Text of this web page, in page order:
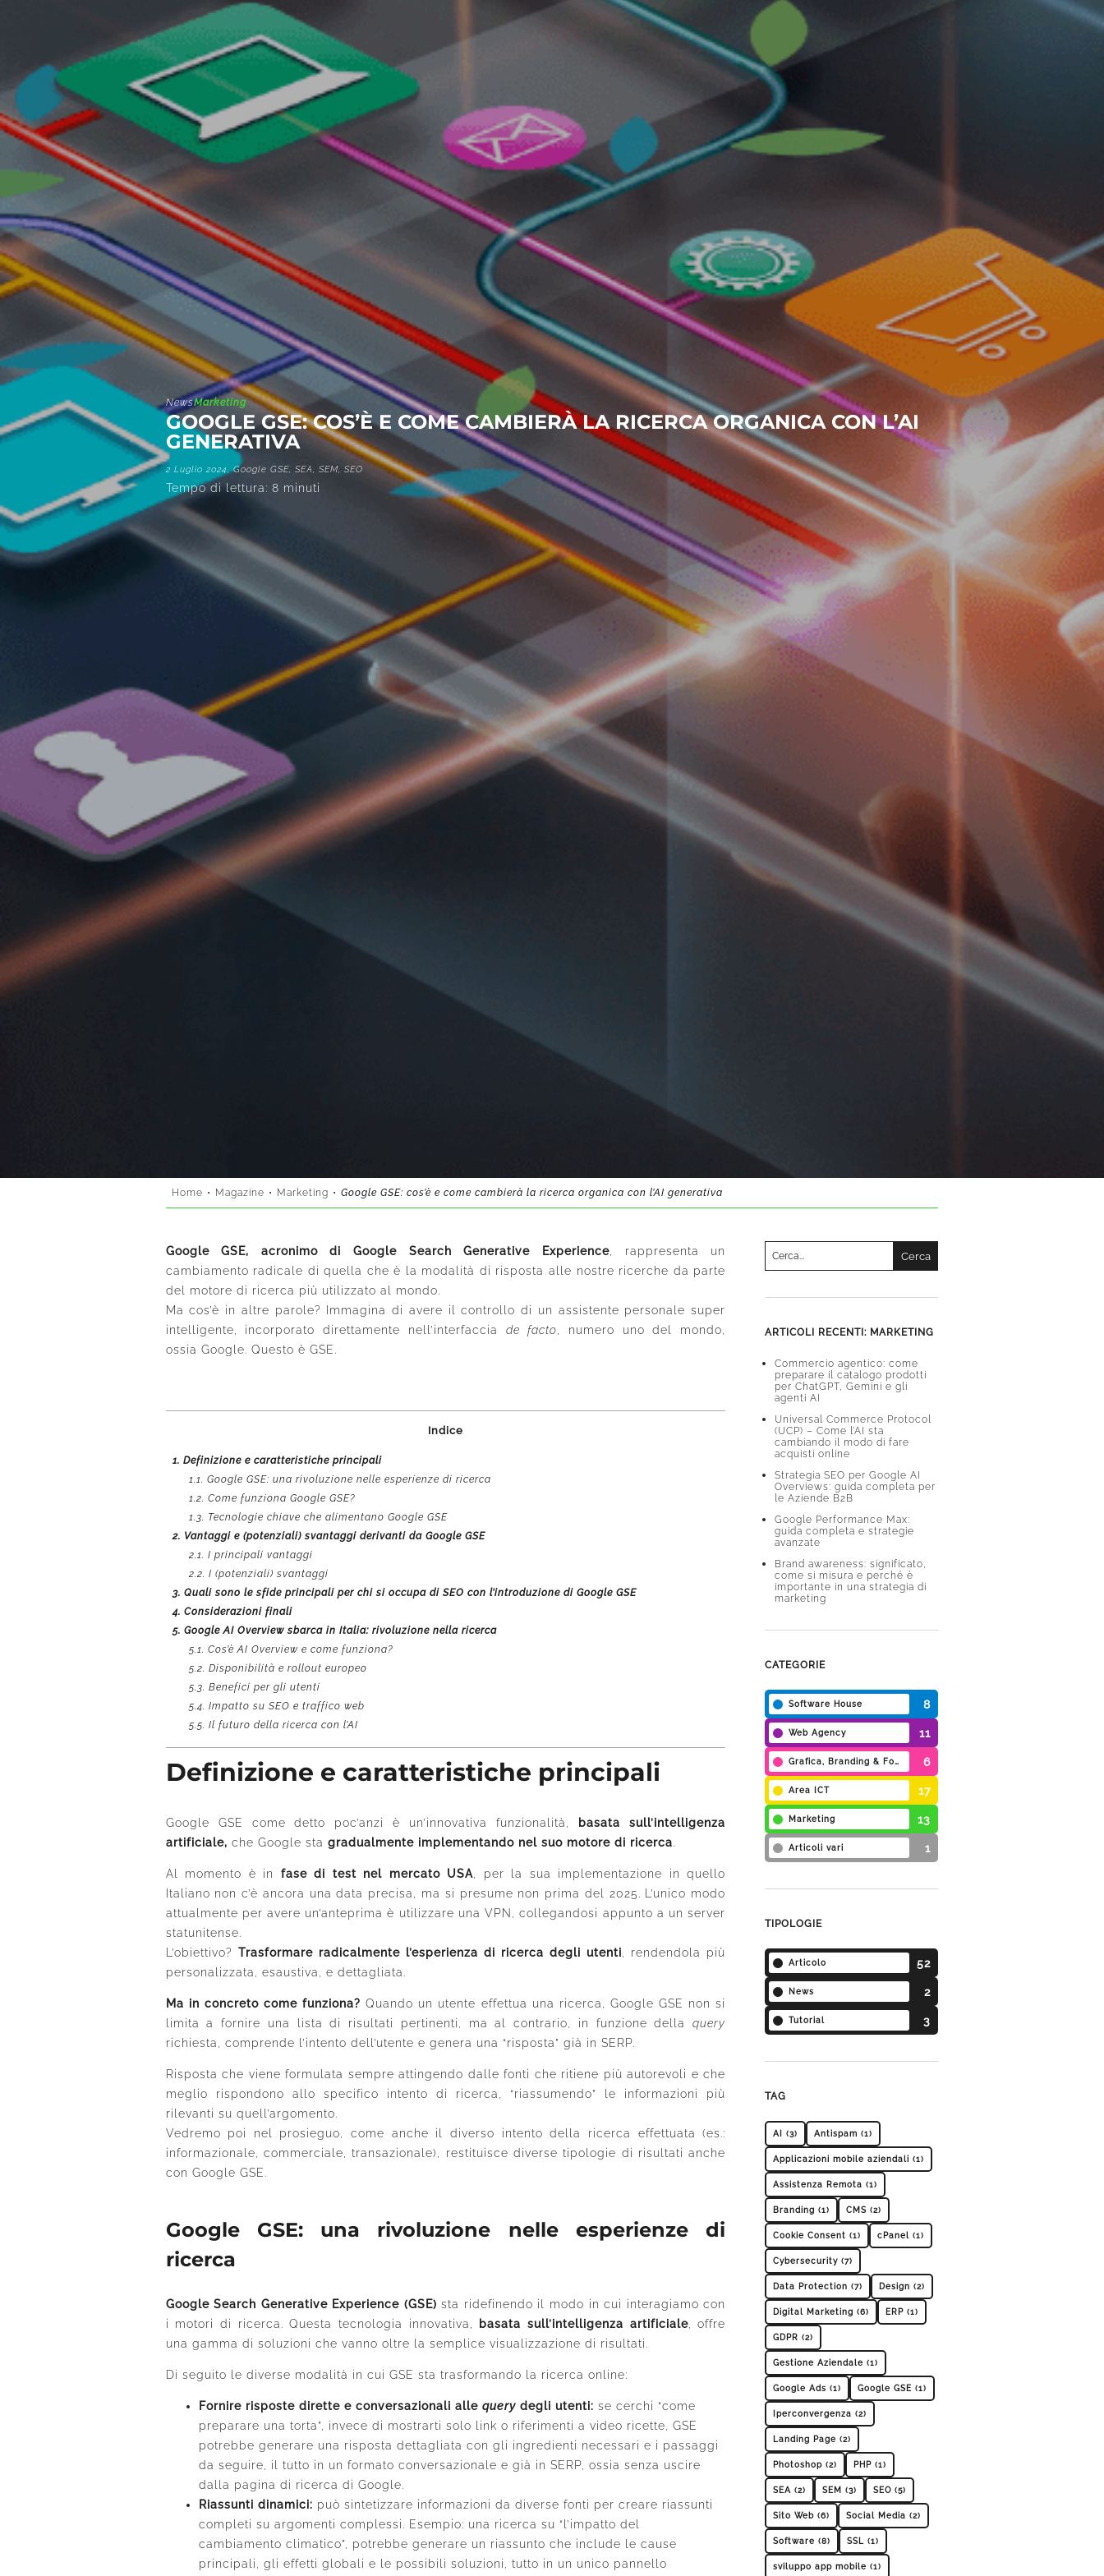
NewsMarketing
GOOGLE GSE: COS’È E COME CAMBIERÀ LA RICERCA ORGANICA CON L’AI
GENERATIVA
2 Luglio 2024,Google GSE, SEA, SEM, SEO
Tempo di lettura: 8 minuti
Home • Magazine • Marketing • Google GSE: cos’è e come cambierà la ricerca organica con l’AI generativa
Google GSE, acronimo di Google Search Generative Experience, rappresenta un
cambiamento radicale di quella che è la modalità di risposta alle nostre ricerche da parte
del motore di ricerca più utilizzato al mondo.
Ma cos’è in altre parole? Immagina di avere il controllo di un assistente personale super
intelligente, incorporato direttamente nell’interfaccia de facto , numero uno del mondo,
ossia Google. Questo è GSE.
Indice
1. Definizione e caratteristiche principali
1.1. Google GSE: una rivoluzione nelle esperienze di ricerca
1.2. Come funziona Google GSE?
1.3. Tecnologie chiave che alimentano Google GSE
2. Vantaggi e (potenziali) svantaggi derivanti da Google GSE
2.1. I principali vantaggi
2.2. I (potenziali) svantaggi
3. Quali sono le sfide principali per chi si occupa di SEO con l’introduzione di Google GSE
4. Considerazioni finali
5. Google AI Overview sbarca in Italia: rivoluzione nella ricerca
5.1. Cos’è AI Overview e come funziona?
5.2. Disponibilità e rollout europeo
5.3. Benefici per gli utenti
5.4. Impatto su SEO e traffico web
5.5. Il futuro della ricerca con l’AI
Definizione e caratteristiche principali
Google GSE come detto poc’anzi è un’innovativa funzionalità,
basata sull’intelligenza
artificiale, che Google sta gradualmente implementando nel suo motore di ricerca.
Al momento è in fase di test nel mercato USA, per la sua implementazione in quello
Italiano non c’è ancora una data precisa, ma si presume non prima del 2025. L’unico modo
attualmente per avere un’anteprima è utilizzare una VPN, collegandosi appunto a un server
statunitense.
L’obiettivo? Trasformare radicalmente l’esperienza di ricerca degli utenti, rendendola più
personalizzata, esaustiva, e dettagliata.
Ma in concreto come funziona? Quando un utente effettua una ricerca, Google GSE non si
limita a fornire una lista di risultati pertinenti, ma al contrario, in funzione dellaquery
richiesta, comprende l’intento dell’utente e genera una “risposta” già in SERP.
Risposta che viene formulata sempre attingendo dalle fonti che ritiene più autorevoli e che
meglio rispondono allo specifico intento di ricerca, “riassumendo” le informazioni più
rilevanti su quell’argomento.
Vedremo poi nel prosieguo, come anche il diverso intento della ricerca effettuata (es.:
informazionale, commerciale, transazionale), restituisce diverse tipologie di risultati anche
con Google GSE.
Google GSE: una rivoluzione nelle esperienze di
ricerca
Google Search Generative Experience (GSE) sta ridefinendo il modo in cui interagiamo con
i motori di ricerca. Questa tecnologia innovativa,
basata sull’intelligenza artificiale, offre
una gamma di soluzioni che vanno oltre la semplice visualizzazione di risultati.
Di seguito le diverse modalità in cui GSE sta trasformando la ricerca online:
Fornire risposte dirette e conversazionali alle querydegli utenti: se cerchi “come
preparare una torta”, invece di mostrarti solo link o riferimenti a video ricette, GSE
potrebbe generare una risposta dettagliata con gli ingredienti necessari e i passaggi
da seguire, il tutto in un formato conversazionale e già in SERP, ossia senza uscire
dalla pagina di ricerca di Google.
Riassunti dinamici: può sintetizzare informazioni da diverse fonti per creare riassunti
completi su argomenti complessi. Esempio: una ricerca su “l’impatto del
cambiamento climatico”, potrebbe generare un riassunto che include le cause
principali, gli effetti globali e le possibili soluzioni, tutto in un unico pannello
Cerca
per:
ARTICOLI RECENTI: MARKETING
Commercio agentico: come
preparare il catalogo prodotti
per ChatGPT, Gemini e gli
agenti AI
Universal Commerce Protocol
(UCP) – Come l’AI sta
cambiando il modo di fare
acquisti online
Strategia SEO per Google AI
Overviews: guida completa per
le Aziende B2B
Google Performance Max:
guida completa e strategie
avanzate
Brand awareness: significato,
come si misura e perché è
importante in una strategia di
marketing
CATEGORIE
Software House 8
Web Agency 11
Grafica, Branding & Foto 6
Area ICT 17
Marketing 13
Articoli vari 1
TIPOLOGIE
Articolo 52
News 2
Tutorial 3
TAG
AI (3) Antispam (1)
Applicazioni mobile aziendali (1)
Assistenza Remota (1)
Branding (1) CMS (2)
Cookie Consent (1) cPanel (1)
Cybersecurity (7)
Data Protection (7) Design (2)
Digital Marketing (6) ERP (1)
GDPR (2)
Gestione Aziendale (1)
Google Ads (1) Google GSE (1)
Iperconvergenza (2)
Landing Page (2)
Photoshop (2) PHP (1)
SEA (2) SEM (3) SEO (5)
Sito Web (6) Social Media (2)
Software (8) SSL (1)
sviluppo app mobile (1)